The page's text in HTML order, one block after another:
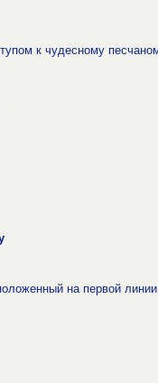
к чудесному
на первой